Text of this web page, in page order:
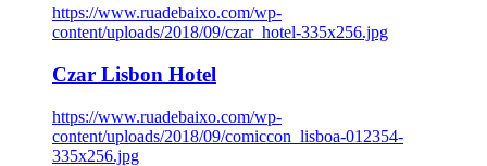
https://www.ruadebaixo.com/wp-
content/uploads/2018/09/czar_hotel-335x256.jpg
Czar Lisbon Hotel
https://www.ruadebaixo.com/wp-
content/uploads/2018/09/comiccon_lisboa-012354-
335x256.jpg